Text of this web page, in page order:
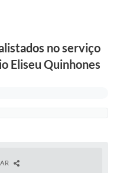
no serviço
Eliseu Quinhones